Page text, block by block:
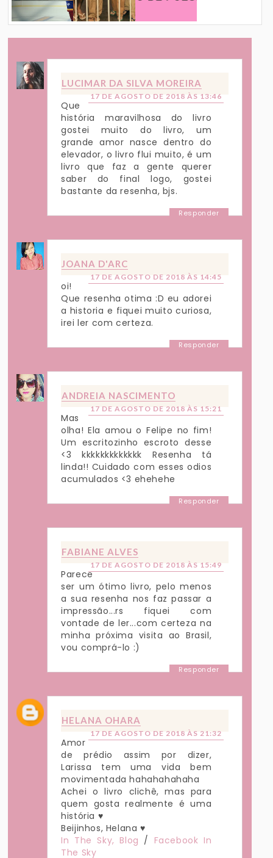
LUCIMAR DA SILVA MOREIRA
17 DE AGOSTO DE 2018 ÀS 13:46
Que
história maravilhosa do livro
gostei muito do livro, um
grande amor nasce dentro do
elevador, o livro flui muito, é um
livro que faz a gente querer
saber do final logo, gostei
bastante da resenha, bjs.
Responder
JOANA D'ARC
17 DE AGOSTO DE 2018 ÀS 14:45
oi!
Que resenha otima :D eu adorei
a historia e fiquei muito curiosa,
irei ler com certeza.
Responder
ANDREIA NASCIMENTO
17 DE AGOSTO DE 2018 ÀS 15:21
Mas
olha! Ela amou o Felipe no fim!
Um escritozinho escroto desse
<3 kkkkkkkkkkkkk Resenha tá
linda!! Cuidado com esses odios
acumulados <3 ehehehe
Responder
FABIANE ALVES
17 DE AGOSTO DE 2018 ÀS 15:49
Parece
ser um ótimo livro, pelo menos
a sua resenha nos faz passar a
impressão...rs fiquei com
vontade de ler...com certeza na
minha próxima visita ao Brasil,
vou comprá-lo :)
Responder
HELANA OHARA
17 DE AGOSTO DE 2018 ÀS 21:32
Amor
de prédio assim por dizer,
Larissa tem uma vida bem
movimentada hahahahahaha
Achei o livro clichê, mas para
quem gosta realmente é uma
história ♥
Beijinhos, Helana ♥
In The Sky, Blog / Facebook In
The Sky